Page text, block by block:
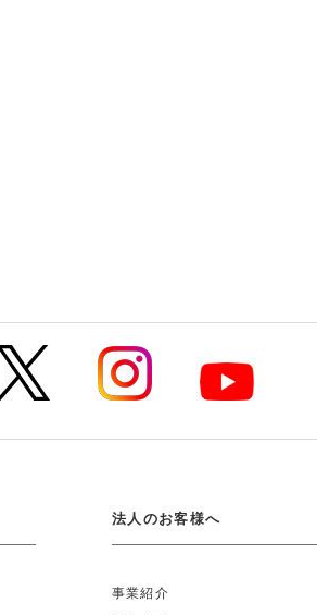
法人のお客様へ
事業紹介